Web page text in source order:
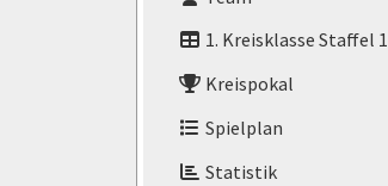
1. Kreisklasse Staffel 1
Kreispokal
Spielplan
Statistik